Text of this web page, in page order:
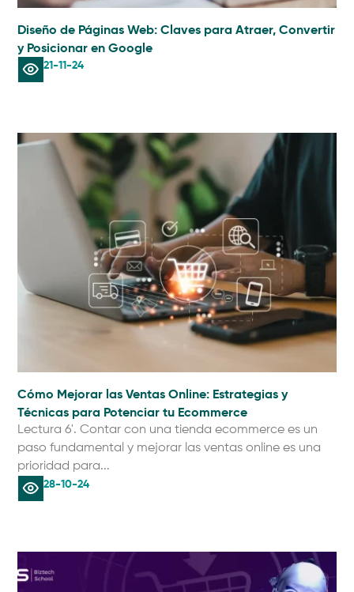
Diseño de Páginas Web: Claves para Atraer, Convertir
y Posicionar en Google
21-11-24
Cómo Mejorar las Ventas Online: Estrategias y
Técnicas para Potenciar tu Ecommerce
Lectura 6'. Contar con una tienda ecommerce es un
paso fundamental y mejorar las ventas online es una
prioridad para...
28-10-24